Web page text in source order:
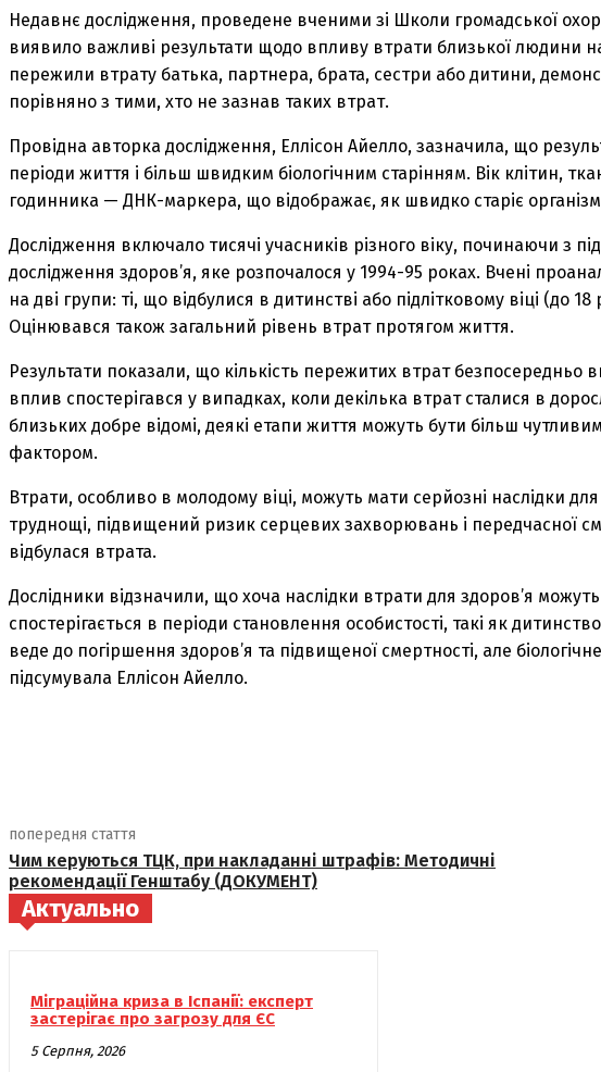
Недавнє дослідження, проведене вченими зі Школи громадської
виявило важливі результати щодо впливу втрати близької людини
пережили втрату батька, партнера, брата, сестри або дитини,
порівняно з тими, хто не зазнав таких втрат.
Провідна авторка дослідження, Еллісон Айелло, зазначила, що
періоди життя і більш швидким біологічним старінням. Вік клітин,
годинника — ДНК-маркера, що відображає, як швидко старіє організм
Дослідження включало тисячі учасників різного віку, починаючи з
дослідження здоров’я, яке розпочалося у 1994-95 роках. Вчені
на дві групи: ті, що відбулися в дитинстві або підлітковому віці (до
Оцінювався також загальний рівень втрат протягом життя.
Результати показали, що кількість пережитих втрат безпосередньо
вплив спостерігався у випадках, коли декілька втрат сталися в
близьких добре відомі, деякі етапи життя можуть бути більш
фактором.
Втрати, особливо в молодому віці, можуть мати серйозні наслідки
труднощі, підвищений ризик серцевих захворювань і передчасної
відбулася втрата.
Дослідники відзначили, що хоча наслідки втрати для здоров’я
спостерігається в періоди становлення особистості, такі як
веде до погіршення здоров’я та підвищеної смертності, але
підсумувала Еллісон Айелло.
попередня стаття
Чим керуються ТЦК, при накладанні штрафів: Методичні
рекомендації Генштабу (ДОКУМЕНТ)
Актуально
Міграційна криза в Іспанії: експерт
застерігає про загрозу для ЄС
5 Серпня, 2026